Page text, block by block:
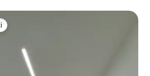
s oznakom „Odabrali gosti”